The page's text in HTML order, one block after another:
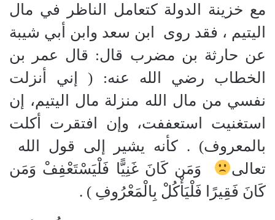
مع خزينة الدولة كتعامل الناظر في مال
اليتيم ، فقد روى
ابن سعد وابن أبي شيبة
عن حارثة بن مضرب قال: قال عمر بن
الخطاب رضي الله عنه:
(إني أنزلت
نفسي من مال الله منزلة مال اليتيم، إن
استغنيت استعففت، وإن افتقرت أكلت
بالمعروف) . كأنه يشير إلى قول الله
تعالى
وَمَن كَانَ غَنِيًّا فَلْيَسْتَعْفِفْ وَمَن
كَانَ فَقِيرًا فَلْيَأْكُلْ بِالْمَعْرُوفِ )
.